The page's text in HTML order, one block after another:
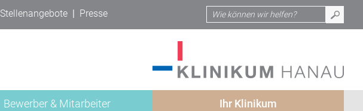
Stellenangebote | Presse
Bewerber & Mitarbeiter Ihr Klinikum